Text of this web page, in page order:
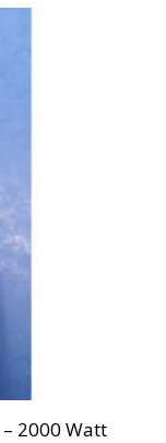
2000 Watt